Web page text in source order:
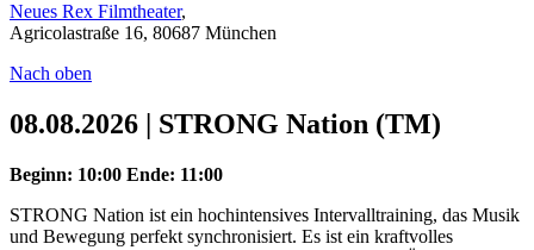
Neues Rex Filmtheater,
Agricolastraße 16, 80687 München
Nach oben
08.08.2026 | STRONG Nation (TM)
Beginn: 10:00 Ende: 11:00
STRONG Nation ist ein hochintensives Intervalltraining, das Musik
und Bewegung perfekt synchronisiert. Es ist ein kraftvolles